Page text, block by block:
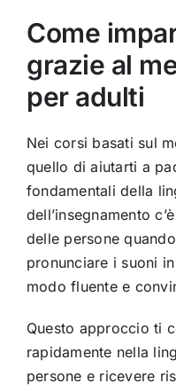
Come
grazie al
per adulti
Nei corsi basati sul
quello di aiutarti a
fondamentali della
dell’insegnamento
delle persone
pronunciare i suoni
modo fluente e
Questo approccio ti
rapidamente nella
persone e ricevere